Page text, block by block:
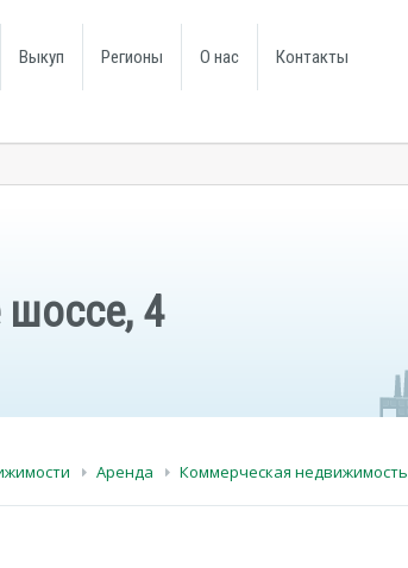
Выкуп Регионы О нас Контакты
4
Аренда Коммерческая недвижимость